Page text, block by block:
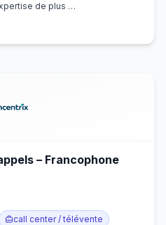
de plus …
– Francophone
call center / télévente